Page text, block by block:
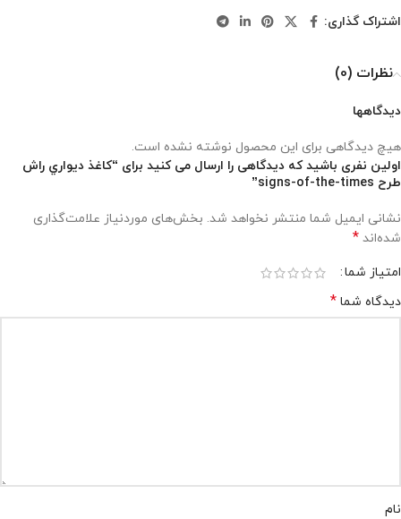
اشتراک گذاری:
نظرات (0)
دیدگاهها
هیچ دیدگاهی برای این محصول نوشته نشده است.
اولین نفری باشید که دیدگاهی را ارسال می کنید برای “کاغذ ديواري راش
طرح signs-of-the-times”
نشانی ایمیل شما منتشر نخواهد شد. بخش‌های موردنیاز علامت‌گذاری
شده‌اند *
امتیاز شما
دیدگاه شما *
نام